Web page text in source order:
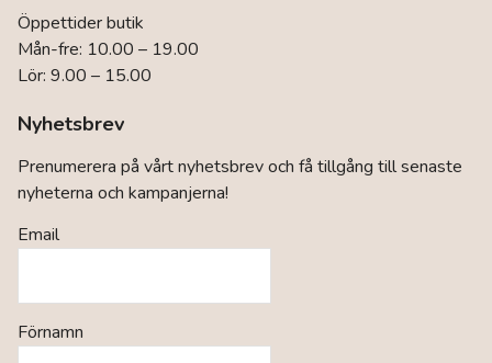
Öppettider butik
Mån-fre: 10.00 – 19.00
Lör: 9.00 – 15.00
Nyhetsbrev
Prenumerera på vårt nyhetsbrev och få tillgång till senaste
nyheterna och kampanjerna!
Email
Förnamn